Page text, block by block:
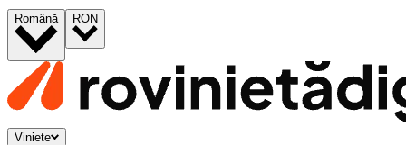
Română RON
Viniete